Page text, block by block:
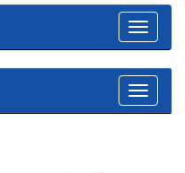
Toggle
Toggle